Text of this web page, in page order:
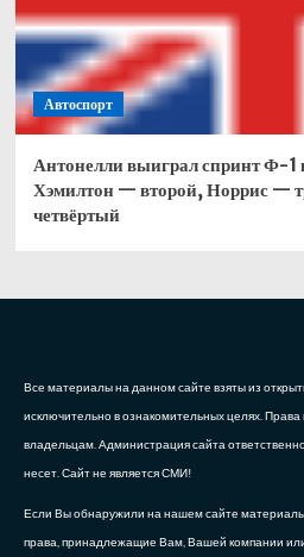
Автоспорт
Антонелли выиграл спринт Ф-1
Хэмилтон — второй, Норрис —
четвёртый
Все материалы на данном сайте взяты из
исключительно в ознакомительных целях.
владельцам. Администрация сайта
несет. Сайт не является СМИ!
Если Вы обнаружили на нашем сайте
права, принадлежащие Вам, Вашей компании